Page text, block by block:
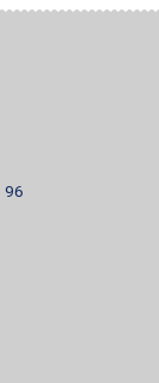
96